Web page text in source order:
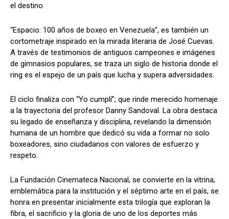
el destino.
“Espacio: 100 años de boxeo en Venezuela”, es también un
cortometraje inspirado en la mirada literaria de José Cuevas.
A través de testimonios de antiguos campeones e imágenes
de gimnasios populares, se traza un siglo de historia donde el
ring es el espejo de un país que lucha y supera adversidades.
El ciclo finaliza con “Yo cumplí”; que rinde merecido homenaje
a la trayectoria del profesor Danny Sandoval. La obra destaca
su legado de enseñanza y disciplina, revelando la dimensión
humana de un hombre que dedicó su vida a formar no solo
boxeadores, sino ciudadanos con valores de esfuerzo y
respeto.
La Fundación Cinemateca Nacional, se convierte en la vitrina,
emblemática para la institución y el séptimo arte en el país, se
honra en presentar inicialmente esta trilogía que exploran la
fibra, el sacrificio y la gloria de uno de los deportes más